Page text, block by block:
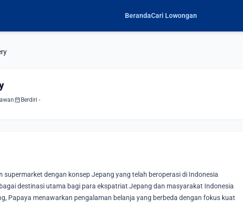
BerandaCari Lowongan
calendar_month Berdiri -
supermarket dengan konsep Jepang yang telah beroperasi di Indonesia
destinasi utama bagi para ekspatriat Jepang dan masyarakat Indonesia
Papaya menawarkan pengalaman belanja yang berbeda dengan fokus kuat